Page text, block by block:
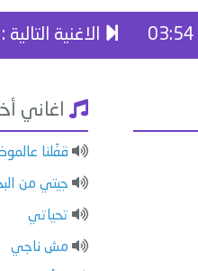
الاغنية التالية :
اغاني
قفّلنا
جيتي من
تحياتي
مش ناجي